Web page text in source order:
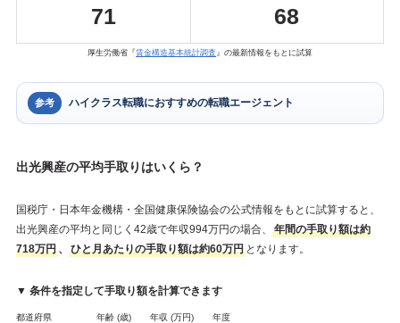
71 68
厚生労働省『賃金構造基本統計調査 』の最新情報をもとに試算
参考 ハイクラス転職におすすめの転職エージェント
出光興産の平均手取りはいくら？
国税庁・日本年金機構・全国健康保険協会の公式情報をもとに試算すると、
出光興産の平均と同じく42歳で年収994万円の場合、
年間の手取り額は約
718万円、 ひと月あたりの手取り額は約60万円となります。
▼ 条件を指定して手取り額を計算できます
都道府県 年齢 (歳) 年収 (万円) 年度